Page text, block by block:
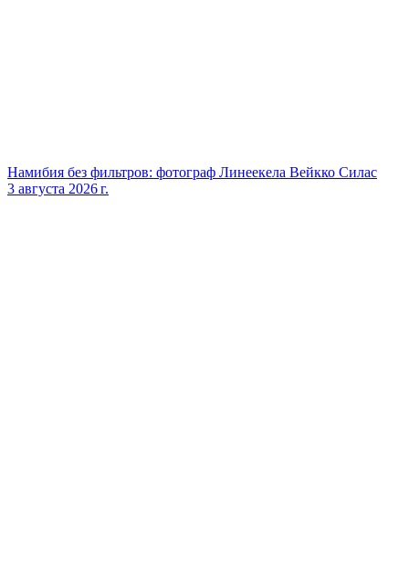
Намибия без фильтров: фотограф Линеекела Вейкко Силас
3 августа 2026 г.